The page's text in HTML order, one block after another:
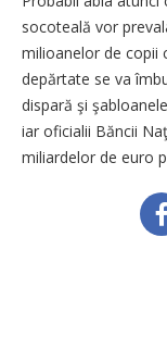
socoteală vor
milioanelor de copii
depărtate se va
dispară şi
iar oficialii Băncii
miliardelor de euro